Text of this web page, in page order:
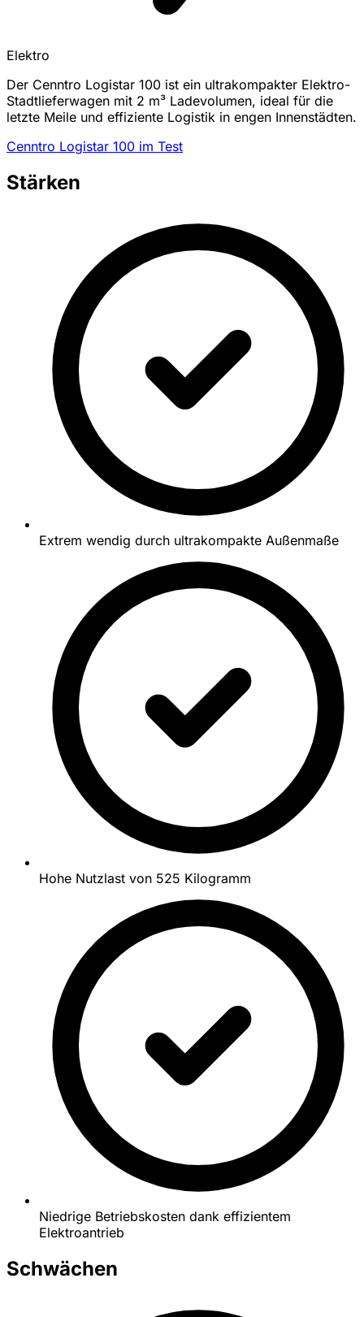
Elektro
Der Cenntro Logistar 100 ist ein ultrakompakter Elektro-
Stadtlieferwagen mit 2 m³ Ladevolumen, ideal für die
letzte Meile und effiziente Logistik in engen Innenstädten.
Cenntro Logistar 100 im Test
Stärken
Extrem wendig durch ultrakompakte Außenmaße
Hohe Nutzlast von 525 Kilogramm
Niedrige Betriebskosten dank effizientem
Elektroantrieb
Schwächen